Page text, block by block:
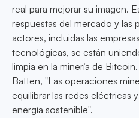
real para mejorar su imagen.
respuestas del mercado y las
actores, incluidas las
tecnológicas, se están
limpia en la minería de
Batten, "Las operaciones
equilibrar las redes eléctricas
energía sostenible".